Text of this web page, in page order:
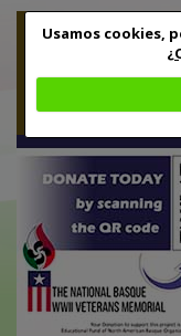
Usamos cookies,